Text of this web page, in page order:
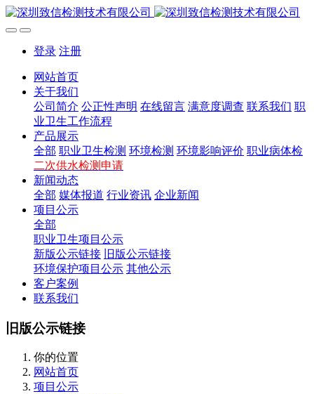
登录 注册
网站首页
关于我们
公司简介 公正性声明 在线留言 满意度调查 联系我们 职
业卫生工作流程
产品展示
全部 职业卫生检测 环境检测 环境影响评价 职业病体检
二次供水检测申请
新闻动态
全部 媒体报道 行业资讯 企业新闻
项目公示
全部
职业卫生项目公示
新版公示链接
旧版公示链接
环境保护项目公示 其他公示
客户案例
联系我们
旧版公示链接
你的位置
网站首页
项目公示